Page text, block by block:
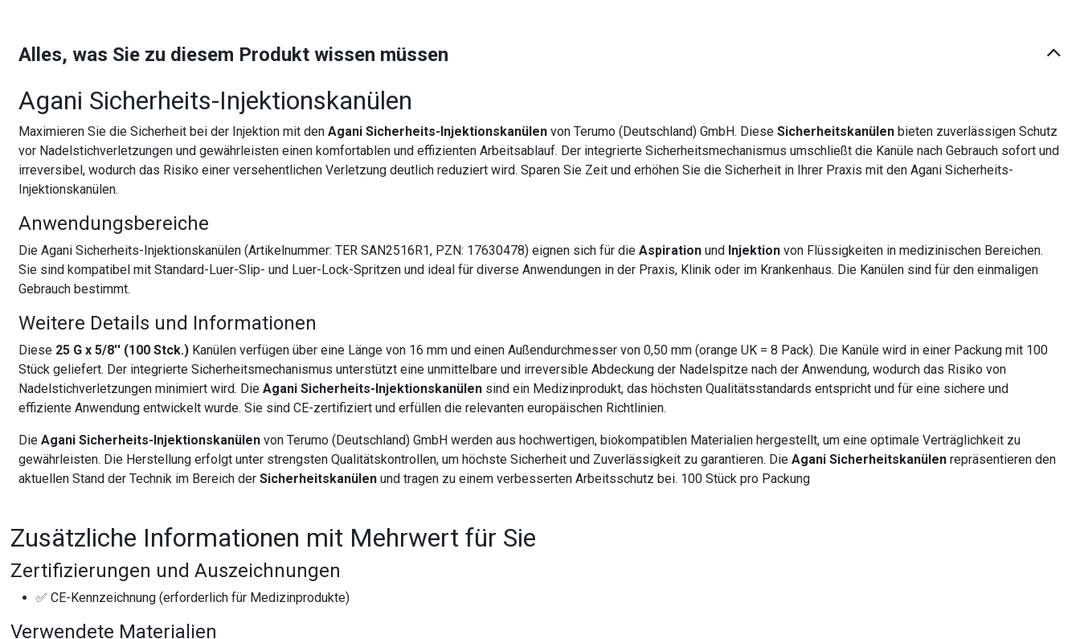
Alles, was Sie zu diesem Produkt wissen müssen
Agani Sicherheits-Injektionskanülen
Maximieren Sie die Sicherheit bei der Injektion mit denAgani Sicherheits-Injektionskanülen von Terumo (Deutschland) GmbH. DieseSicherheitskanülen bieten zuverlässigen Schutz
vor Nadelstichverletzungen und gewährleisten einen komfortablen und effizienten Arbeitsablauf. Der integrierte Sicherheitsmechanismus umschließt die Kanüle nach Gebrauch sofort und
irreversibel, wodurch das Risiko einer versehentlichen Verletzung deutlich reduziert wird. Sparen Sie Zeit und erhöhen Sie die Sicherheit in Ihrer Praxis mit den Agani Sicherheits-
Injektionskanülen.
Anwendungsbereiche
Die Agani Sicherheits-Injektionskanülen (Artikelnummer: TER SAN2516R1, PZN: 17630478) eignen sich für dieAspiration und Injektion von Flüssigkeiten in medizinischen Bereichen.
Sie sind kompatibel mit Standard-Luer-Slip- und Luer-Lock-Spritzen und ideal für diverse Anwendungen in der Praxis, Klinik oder im Krankenhaus. Die Kanülen sind für den einmaligen
Gebrauch bestimmt.
Weitere Details und Informationen
Diese 25 G x 5/8'' (100 Stck.) Kanülen verfügen über eine Länge von 16 mm und einen Außendurchmesser von 0,50 mm (orange UK = 8 Pack). Die Kanüle wird in einer Packung mit 100
Stück geliefert. Der integrierte Sicherheitsmechanismus unterstützt eine unmittelbare und irreversible Abdeckung der Nadelspitze nach der Anwendung, wodurch das Risiko von
Nadelstichverletzungen minimiert wird. DieAgani Sicherheits-Injektionskanülen sind ein Medizinprodukt, das höchsten Qualitätsstandards entspricht und für eine sichere und
effiziente Anwendung entwickelt wurde. Sie sind CE-zertifiziert und erfüllen die relevanten europäischen Richtlinien.
DieAgani Sicherheits-Injektionskanülen von Terumo (Deutschland) GmbH werden aus hochwertigen, biokompatiblen Materialien hergestellt, um eine optimale Verträglichkeit zu
gewährleisten. Die Herstellung erfolgt unter strengsten Qualitätskontrollen, um höchste Sicherheit und Zuverlässigkeit zu garantieren. DieAgani Sicherheitskanülen repräsentieren den
aktuellen Stand der Technik im Bereich derSicherheitskanülen und tragen zu einem verbesserten Arbeitsschutz bei. 100 Stück pro Packung
Zusätzliche Informationen mit Mehrwert für Sie
Zertifizierungen und Auszeichnungen
✅ CE-Kennzeichnung (erforderlich für Medizinprodukte)
Verwendete Materialien